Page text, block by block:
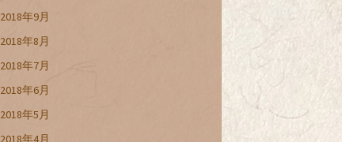
2018年9月
2018年8月
2018年7月
2018年6月
2018年5月
2018年4月